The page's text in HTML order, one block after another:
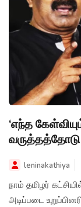
‘எந்த
வருத்தத்தோடு
leninakathiya
நாம் தமிழர்
அடிப்படை